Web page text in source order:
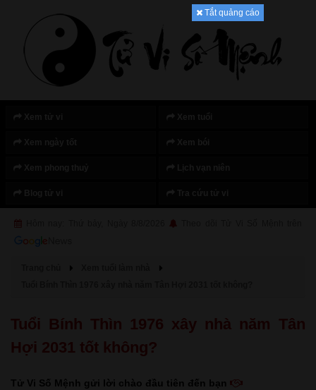
Tắt quảng cáo
Tuổi Bính Thìn 1976 xây nhà năm Tân
Hợi 2031 tốt không?
Tử Vi Số Mệnh gửi lời chào đầu tiên đến bạn